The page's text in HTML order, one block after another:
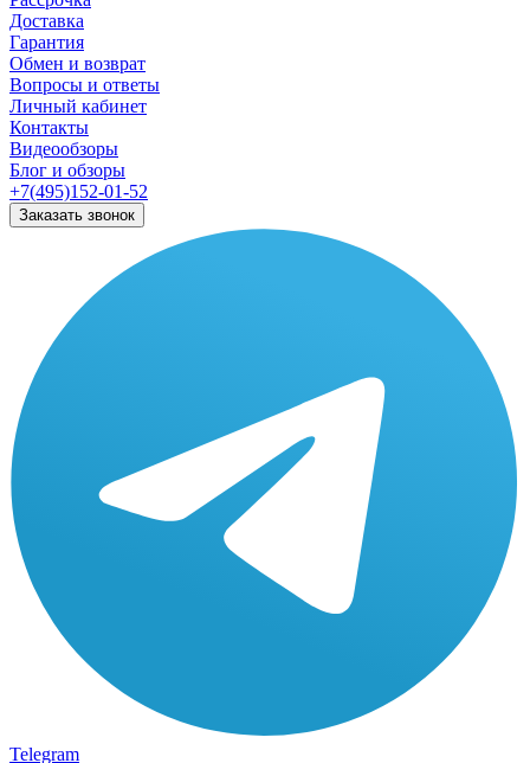
Доставка
Гарантия
Обмен и возврат
Вопросы и ответы
Личный кабинет
Контакты
Видеообзоры
Блог и обзоры
+7(495)152-01-52
Заказать звонок
Telegram